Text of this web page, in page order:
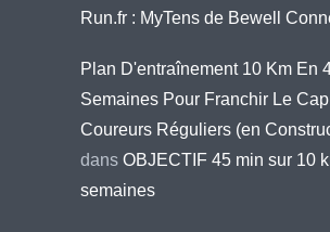
Run.fr : MyTens de Bewell
Plan D'entraînement 10 Km En
Semaines Pour Franchir Le
Coureurs Réguliers (en
dans OBJECTIF 45 min sur 10
semaines